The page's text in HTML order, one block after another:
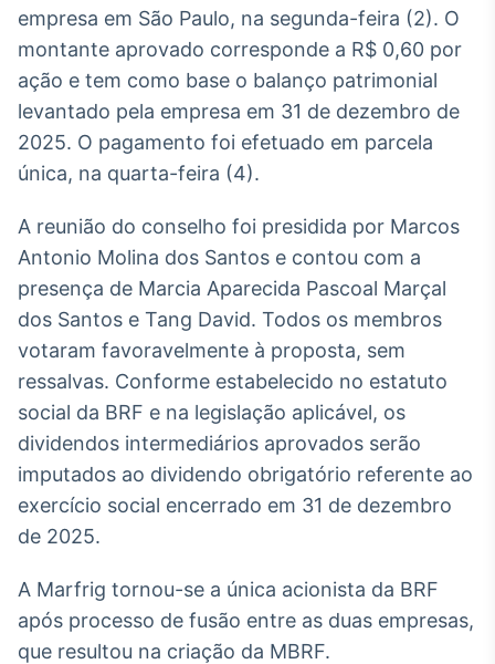
Broadcast
White Label
Plataforma para
conteúdos
personalizados
Soluções de Dados
e Conteúdos
OTC
Plataforma para
negociação de
ativos
Broadcast
Datafeed
APIs para
conteúdos e
dados
Cotações e
headlines de
notícias
empresa em São Paulo, na segunda-feira (2). O
montante aprovado corresponde a R$ 0,60 por
ação e tem como base o balanço patrimonial
levantado pela empresa em 31 de dezembro de
2025. O pagamento foi efetuado em parcela
única, na quarta-feira (4).
A reunião do conselho foi presidida por Marcos
Antonio Molina dos Santos e contou com a
presença de Marcia Aparecida Pascoal Marçal
dos Santos e Tang David. Todos os membros
votaram favoravelmente à proposta, sem
ressalvas. Conforme estabelecido no estatuto
social da BRF e na legislação aplicável, os
dividendos intermediários aprovados serão
imputados ao dividendo obrigatório referente ao
exercício social encerrado em 31 de dezembro
de 2025.
A Marfrig tornou-se a única acionista da BRF
após processo de fusão entre as duas empresas,
que resultou na criação da MBRF.